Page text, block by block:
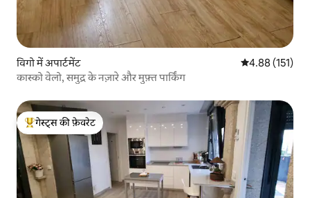
विगो में अपार्टमेंट औसत रेटिंग 5 में से
4.88 (151)
कास्को वेलो, समुद्र के नज़ारे और मुफ़्त पार्किंग
गेस्ट्स का टॉप फ़ेवरेट
गेस्ट्स की फ़ेवरेट